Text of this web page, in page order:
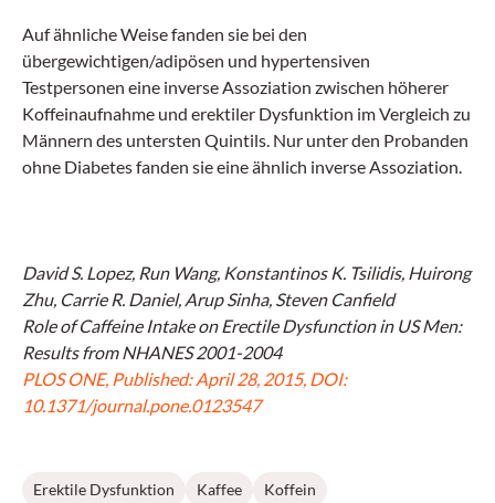
Auf ähnliche Weise fanden sie bei den
übergewichtigen/adipösen und hypertensiven
Testpersonen eine inverse Assoziation zwischen höherer
Koffeinaufnahme und erektiler Dysfunktion im Vergleich zu
Männern des untersten Quintils. Nur unter den Probanden
ohne Diabetes fanden sie eine ähnlich inverse Assoziation.
David S. Lopez, Run Wang, Konstantinos K. Tsilidis, Huirong
Zhu, Carrie R. Daniel, Arup Sinha, Steven Canfield
Role of Caffeine Intake on Erectile Dysfunction in US Men:
Results from NHANES 2001-2004
PLOS ONE, Published: April 28, 2015, DOI:
10.1371/journal.pone.0123547
Erektile Dysfunktion Kaffee Koffein